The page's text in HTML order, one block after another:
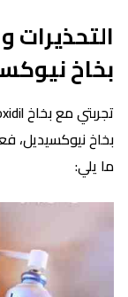
التحذيرات
بخاخ
بخاخ نيوكسيديل،
ما يلي: